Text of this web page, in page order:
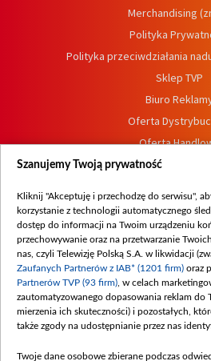
Merchandising
Polityka
Polityka przeciwdziałania
Sklep TVP
Biuro
Oferta
Oferta
Dostępność
Procedura zgłoszeń
Szanujemy Twoją prywatność
Kliknij "Akceptuję i przechodzę do serwisu",
korzystanie z technologii automatycznego
dostęp do informacji na Twoim urządzeniu
przechowywanie oraz na przetwarzanie
nas, czyli Telewizję Polską S.A. w likwidacji
Zaufanych Partnerów z IAB* (1201 firm) oraz
Partnerów TVP (93 firm) , w celach
zautomatyzowanego dopasowania reklam do
mierzenia ich skuteczności) i pozostałych,
także zgody na udostępnianie przez nas
Twoje dane osobowe zbierane podczas